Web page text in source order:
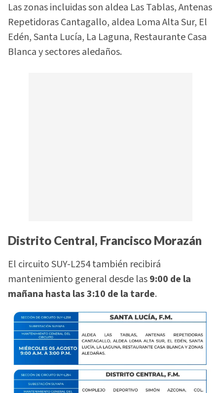
Las zonas incluidas son aldea Las Tablas, Antenas
Repetidoras Cantagallo, aldea Loma Alta Sur, El
Edén, Santa Lucía, La Laguna, Restaurante Casa
Blanca y sectores aledaños.
Distrito Central, Francisco Morazán
El circuito SUY-L254 también recibirá
mantenimiento general desde las9:00 de la
mañana hasta las 3:10 de la tarde.